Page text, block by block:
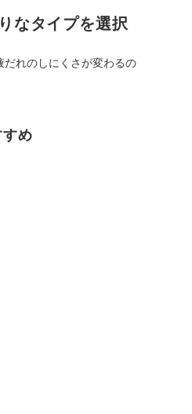
なタイプを選択
れのしにくさが変わるの
め